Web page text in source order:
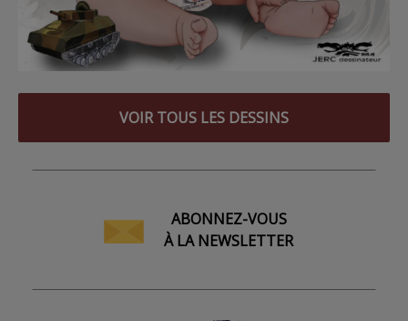
VOIR TOUS LES DESSINS
ABONNEZ-VOUS
À LA NEWSLETTER